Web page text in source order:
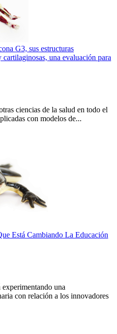
G3, sus estructuras
cartilaginosas, una evaluación para
ciencias de la salud en todo el
con modelos de...
Está Cambiando La Educación
experimentando una
con relación a los innovadores